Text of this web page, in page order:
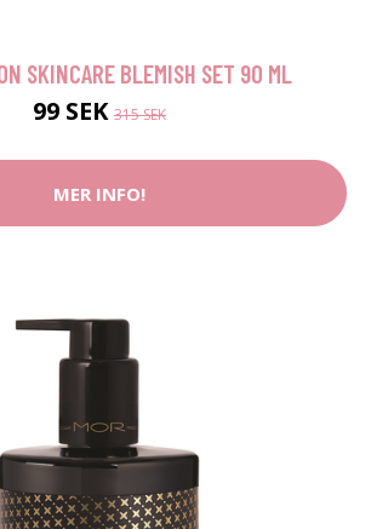
SKINCARE BLEMISH SET 90 ML
99 SEK 315 SEK
MER INFO!